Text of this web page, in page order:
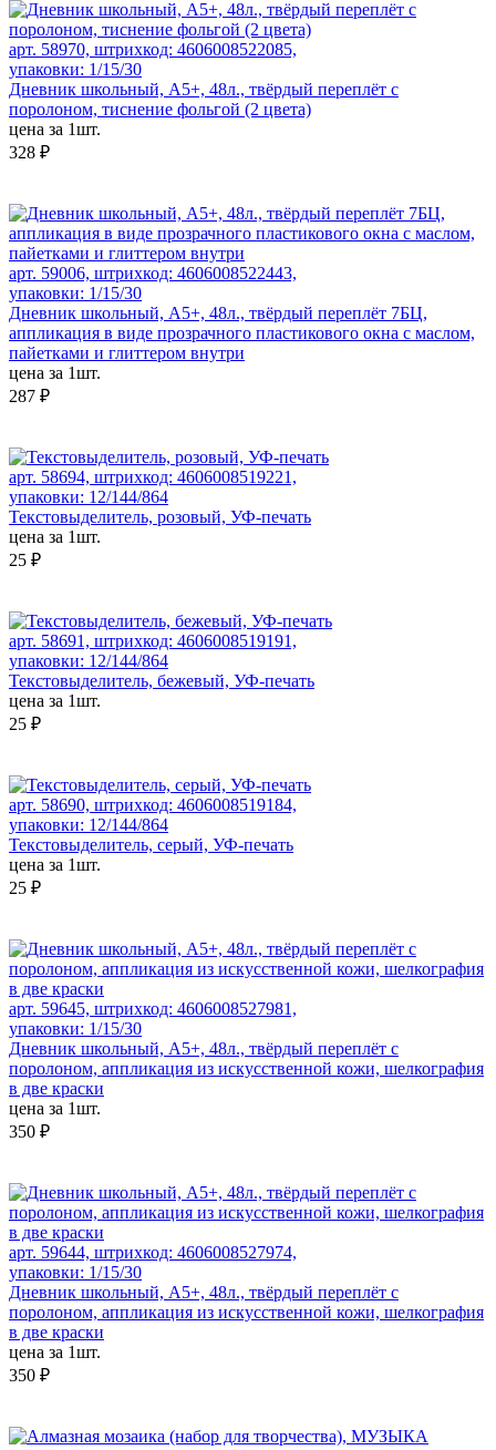
арт. 58970, штрихкод: 4606008522085,
упаковки: 1/15/30
Дневник школьный, А5+, 48л., твёрдый переплёт с
поролоном, тиснение фольгой (2 цвета)
цена за 1шт.
328 ₽
арт. 59006, штрихкод: 4606008522443,
упаковки: 1/15/30
Дневник школьный, А5+, 48л., твёрдый переплёт 7БЦ,
аппликация в виде прозрачного пластикового окна с маслом,
пайетками и глиттером внутри
цена за 1шт.
287 ₽
арт. 58694, штрихкод: 4606008519221,
упаковки: 12/144/864
Текстовыделитель, розовый, УФ-печать
цена за 1шт.
25 ₽
арт. 58691, штрихкод: 4606008519191,
упаковки: 12/144/864
Текстовыделитель, бежевый, УФ-печать
цена за 1шт.
25 ₽
арт. 58690, штрихкод: 4606008519184,
упаковки: 12/144/864
Текстовыделитель, серый, УФ-печать
цена за 1шт.
25 ₽
арт. 59645, штрихкод: 4606008527981,
упаковки: 1/15/30
Дневник школьный, А5+, 48л., твёрдый переплёт с
поролоном, аппликация из искусственной кожи, шелкография
в две краски
цена за 1шт.
350 ₽
арт. 59644, штрихкод: 4606008527974,
упаковки: 1/15/30
Дневник школьный, А5+, 48л., твёрдый переплёт с
поролоном, аппликация из искусственной кожи, шелкография
в две краски
цена за 1шт.
350 ₽